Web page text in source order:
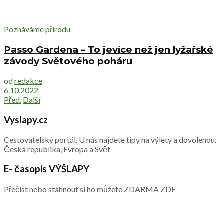
Poznáváme přírodu
Passo Gardena – To jevíce než jen lyžařské
závody Světového poháru
od redakce
6.10.2022
Před. Další
Vyslapy.cz
Cestovatelský portál. U nás najdete tipy na výlety a dovolenou.
Česká republika, Evropa a Svět
E- časopis VÝŠLAPY
Přečíst nebo stáhnout si ho můžete ZDARMA ZDE